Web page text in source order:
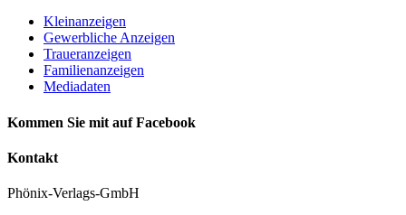
Kleinanzeigen
Gewerbliche Anzeigen
Traueranzeigen
Familienanzeigen
Mediadaten
Kommen Sie mit auf Facebook
Kontakt
Phönix-Verlags-GmbH